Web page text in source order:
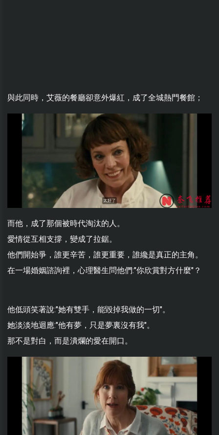
與此同時，艾薇的餐廳卻意外爆紅，成了全城熱門餐館；
而他，成了那個被時代淘汰的人。
愛情從互相支撐，變成了拉鋸。
他們開始爭，誰更辛苦，誰更重要，誰纔是真正的主角。
在一場婚姻諮詢裡，心理醫生問他們:"你欣賞對方什麼"？
他低頭笑著說:"她有雙手，能毀掉我做的一切"。
她淡淡地迴應:"他有夢，只是夢裏沒有我"。
那不是對白，而是潰爛的愛在開口。